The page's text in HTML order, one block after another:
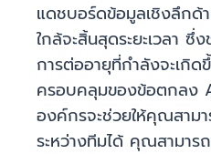
แดชบอร์ดข้อมูลเชิงลึก
ใกล้จะสิ้นสุดระยะเวลา
การต่ออายุที่กำลังจะเกิด
ครอบคลุมของข้อตกลง
องค์กรจะช่วยให้คุณสามา
ระหว่างทีมได้ คุณสามารถ